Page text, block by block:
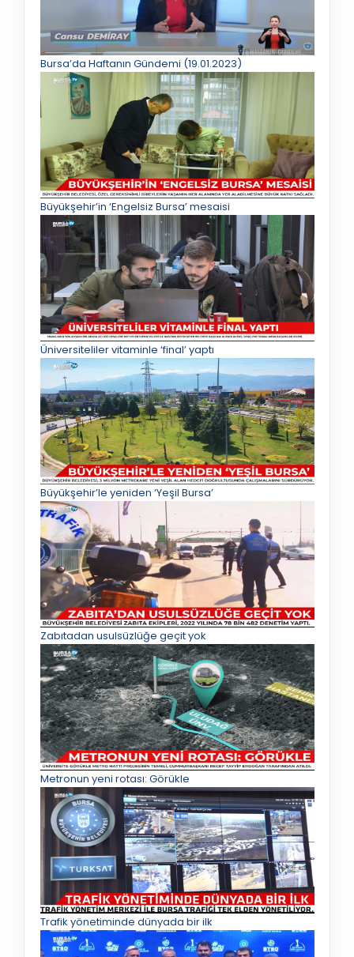
Bursa’da Haftanın Gündemi (19.01.2023)
Büyükşehir’in ‘Engelsiz Bursa’ mesaisi
Üniversiteliler vitaminle ‘final’ yaptı
Büyükşehir’le yeniden ‘Yeşil Bursa’
Zabıtadan usulsüzlüğe geçit yok
Metronun yeni rotası: Görükle
Trafik yönetiminde dünyada bir ilk